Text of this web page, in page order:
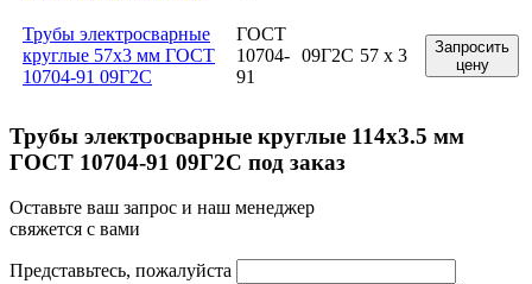
Трубы электросварные
круглые 57x3 мм ГОСТ
10704-91 09Г2С
ГОСТ
10704-
91
09Г2С 57 x 3
Запросить
цену
Трубы электросварные круглые 114x3.5 мм
ГОСТ 10704-91 09Г2С под заказ
Оставьте ваш запрос и наш менеджер
свяжется с вами
Представьтесь, пожалуйста